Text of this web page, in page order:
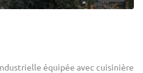
équipée avec cuisinière